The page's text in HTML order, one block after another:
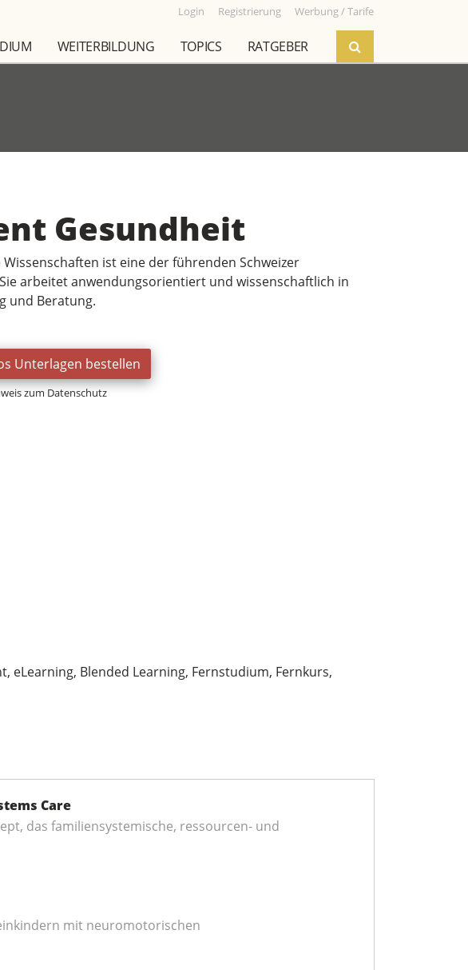
Login Registrierung Werbung / Tarife
WEITERBILDUNG TOPICS RATGEBER
Gesundheit
ist eine der führenden Schweizer
arbeitet anwendungsorientiert und wissenschaftlich in
und Beratung.
Unterlagen bestellen
zum Datenschutz
eLearning, Blended Learning, Fernstudium, Fernkurs,
Care
das familiensystemische, ressourcen- und
mit neuromotorischen